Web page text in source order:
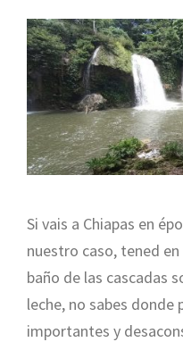
Si vais a Chiapas en
nuestro caso, tened
baño de las cascadas
leche, no sabes donde
importantes y